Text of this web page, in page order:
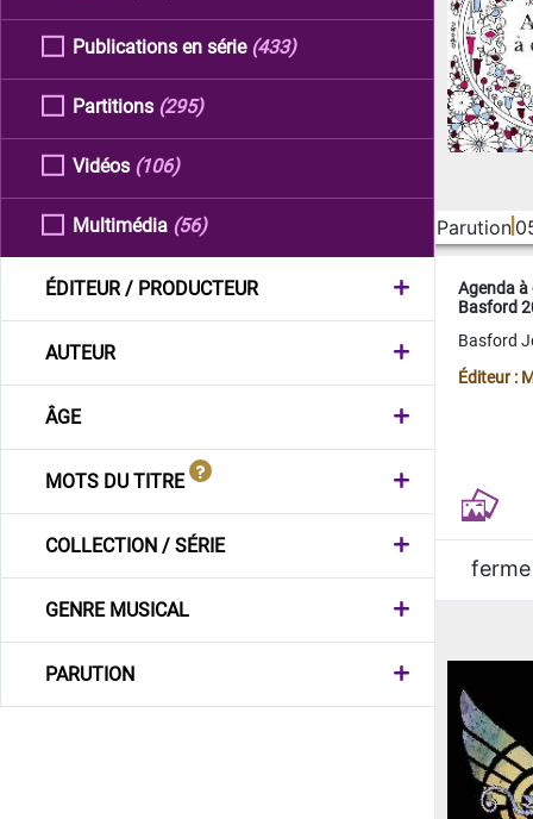
Publications en série (433)
Partitions (295)
Vidéos (106)
Multimédia (56)
ÉDITEUR / PRODUCTEUR
AUTEUR
ÂGE
MOTS DU TITRE
COLLECTION / SÉRIE
GENRE MUSICAL
PARUTION
Parution
Agenda
Basford
Basford
Éditeur :
ferme